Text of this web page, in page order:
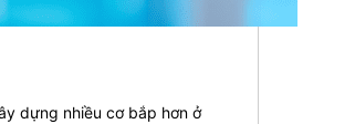
dựng nhiều cơ bắp hơn ở